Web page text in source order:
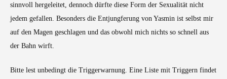
sinnvoll hergeleitet, dennoch dürfte diese Form der Sexualität nicht
jedem gefallen. Besonders die Entjungferung von Yasmin ist selbst mir
auf den Magen geschlagen und das obwohl mich nichts so schnell aus
der Bahn wirft.
Bitte lest unbedingt die Triggerwarnung. Eine Liste mit Triggern findet